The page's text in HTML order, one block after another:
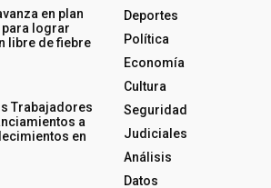
en plan
lograr
libre de fiebre
Trabajadores
a
en
Deportes
Política
Economía
Cultura
Seguridad
Judiciales
Análisis
Datos